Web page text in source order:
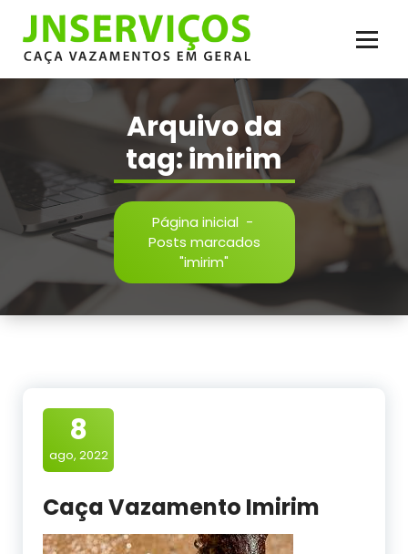
conteúdo
Reparos em Geral. Serviço de Caça Vazamento com Qualidade
Arquivo da
tag: imirim
Página inicial -
Posts marcados
"imirim"
8
ago, 2022
Caça Vazamento Imirim